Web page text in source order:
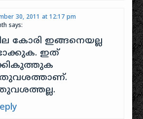
30, 2011 at 12:17 pm
says:
കോരി ഇങ്ങനെയല്ല
ഇത്